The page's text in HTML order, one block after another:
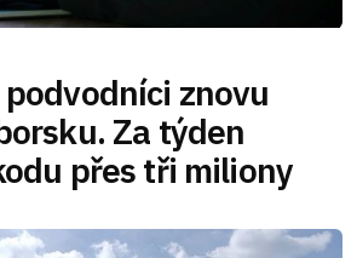
znovu
Za týden
přes tři miliony